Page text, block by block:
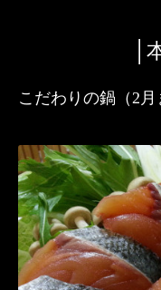
│
こだわりの鍋（2月